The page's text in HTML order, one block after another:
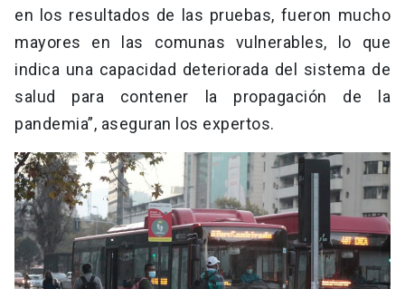
en los resultados de las pruebas, fueron mucho
mayores en las comunas vulnerables, lo que
indica una capacidad deteriorada del sistema de
salud para contener la propagación de la
pandemia”, aseguran los expertos.